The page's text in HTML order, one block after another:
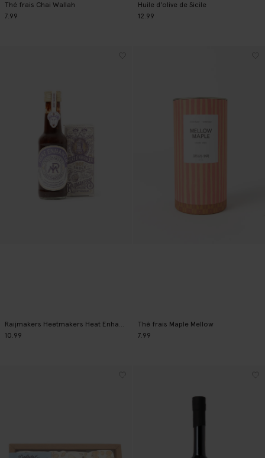
Thé frais Chai Wallah
7.99
Huile d'olive de Sicile
12.99
10.99
Thé frais Maple Mellow
7.99